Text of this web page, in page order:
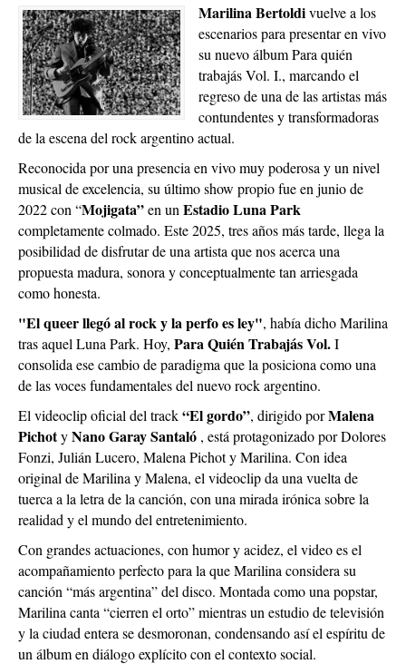
Marilina Bertoldivuelve a los
escenarios para presentar en vivo
su nuevo álbum Para quién
trabajás Vol. I., marcando el
regreso de una de las artistas más
contundentes y transformadoras
de la escena del rock argentino actual.
Reconocida por una presencia en vivo muy poderosa y un nivel
musical de excelencia, su último show propio fue en junio de
2022 con “Mojigata”en un Estadio Luna Park
completamente colmado. Este 2025, tres años más tarde, llega la
posibilidad de disfrutar de una artista que nos acerca una
propuesta madura, sonora y conceptualmente tan arriesgada
como honesta.
"El queer llegó al rock y la perfo es ley", había dicho Marilina
tras aquel Luna Park. Hoy, Para Quién Trabajás Vol.I
consolida ese cambio de paradigma que la posiciona como una
de las voces fundamentales del nuevo rock argentino.
El videoclip oficial del track“El gordo”, dirigido porMalena
PichotyNano Garay Santaló , está protagonizado por Dolores
Fonzi, Julián Lucero, Malena Pichot y Marilina. Con idea
original de Marilina y Malena, el videoclip da una vuelta de
tuerca a la letra de la canción, con una mirada irónica sobre la
realidad y el mundo del entretenimiento.
Con grandes actuaciones, con humor y acidez, el video es el
acompañamiento perfecto para la que Marilina considera su
canción “más argentina” del disco. Montada como una popstar,
Marilina canta “cierren el orto” mientras un estudio de televisión
y la ciudad entera se desmoronan, condensando así el espíritu de
un álbum en diálogo explícito con el contexto social.